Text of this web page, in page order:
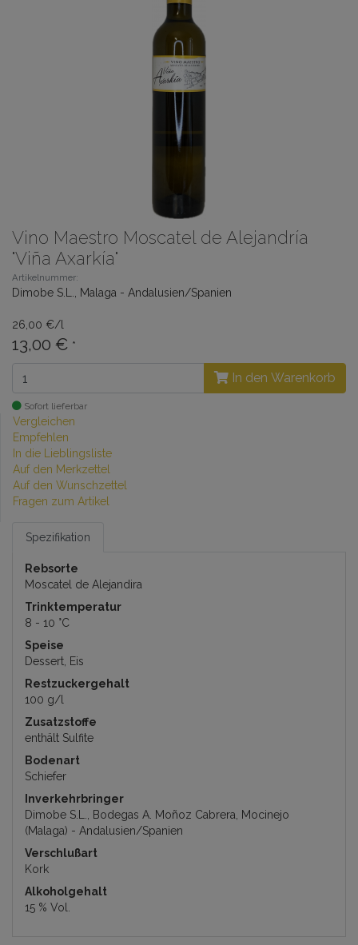
Vino Maestro Moscatel de Alejandría
"Viña Axarkía"
Artikelnummer:
Dimobe S.L., Malaga - Andalusien/Spanien
26,00 €/l
13,00 € *
In den Warenkorb
Sofort lieferbar
Vergleichen
Empfehlen
In die Lieblingsliste
Auf den Merkzettel
Auf den Wunschzettel
Fragen zum Artikel
Spezifikation
Rebsorte
Moscatel de Alejandira
Trinktemperatur
8 - 10 °C
Speise
Dessert, Eis
Restzuckergehalt
100 g/l
Zusatzstoffe
enthält Sulfite
Bodenart
Schiefer
Inverkehrbringer
Dimobe S.L., Bodegas A. Moñoz Cabrera, Mocinejo
(Malaga) - Andalusien/Spanien
Verschlußart
Kork
Alkoholgehalt
15 % Vol.